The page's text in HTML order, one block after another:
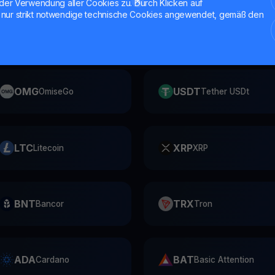
Verwendung aller Cookies zu. Durch Klicken auf
strikt notwendige technische Cookies angewendet, gemäß den
OMGOmiseGo USDTTether USDt
LTCLitecoin XRPXRP
BNTBancor TRXTron
ADACardano BATBasic Attention